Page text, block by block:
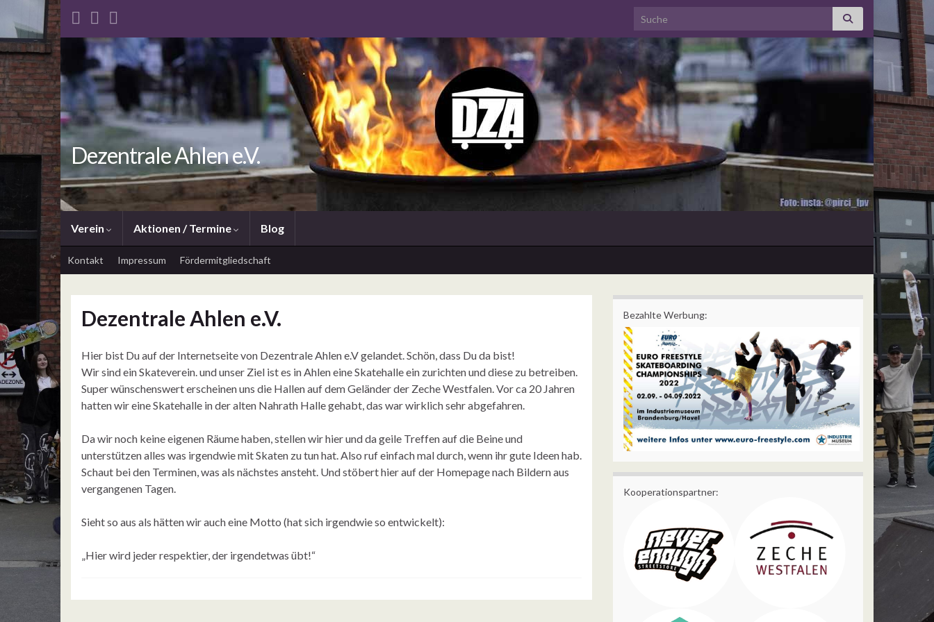
Search for:
Dezentrale Ahlen e.V.
Verein Aktionen / Termine Blog
Kontakt Impressum Fördermitgliedschaft
Dezentrale Ahlen e.V.
Hier bist Du auf der Internetseite von Dezentrale Ahlen e.V gelandet. Schön, dass Du da bist!
Wir sind ein Skateverein. und unser Ziel ist es in Ahlen eine Skatehalle ein zurichten und diese zu betreiben.
Super wünschenswert erscheinen uns die Hallen auf dem Geländer der Zeche Westfalen. Vor ca 20 Jahren
hatten wir eine Skatehalle in der alten Nahrath Halle gehabt, das war wirklich sehr abgefahren.
Da wir noch keine eigenen Räume haben, stellen wir hier und da geile Treffen auf die Beine und
unterstützen alles was irgendwie mit Skaten zu tun hat. Also ruf einfach mal durch, wenn ihr gute Ideen hab.
Schaut bei den Terminen, was als nächstes ansteht. Und stöbert hier auf der Homepage nach Bildern aus
vergangenen Tagen.
Sieht so aus als hätten wir auch eine Motto (hat sich irgendwie so entwickelt):
„Hier wird jeder respektier, der irgendetwas übt!“
Bezahlte Werbung:
Kooperationspartner: